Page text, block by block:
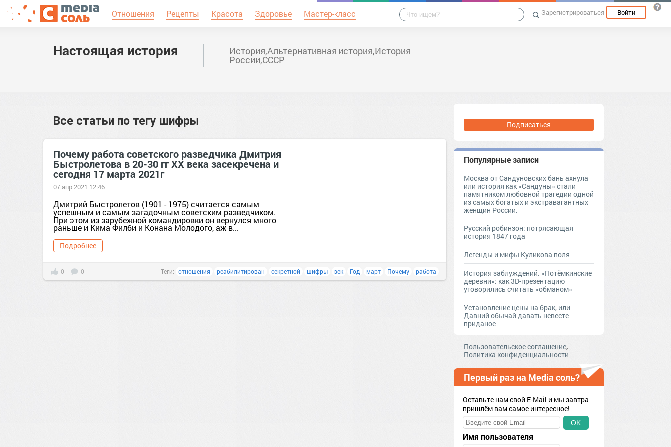
Отношения Рецепты Красота Здоровье Мастер-класс Зарегистрироваться Войти
Настоящая история История,Альтернативная история,История
России,СССР
Все статьи по тегу шифры
Почему работа советского разведчика Дмитрия
Быстролетова в 20-30 гг XX века засекречена и
сегодня 17 марта 2021г
07 апр 2021 12:46
Дмитрий Быстролетов (1901 - 1975) считается самым
успешным и самым загадочным советским разведчиком.
При этом из зарубежной командировки он вернулся много
раньше и Кима Филби и Конана Молодого, аж в...
Подробнее
0 0 Теги: отношения реабилитирован секретной шифры век Год март Почему работа
Подписаться
Популярные записи
Москва от Сандуновских бань ахнула
или история как «Сандуны» стали
памятником любовной трагедии одной
из самых богатых и экстравагантных
женщин России.
Русский робинзон: потрясающая
история 1847 года
Легенды и мифы Куликова поля
История заблуждений. «Потёмкинские
деревни»: как 3D-презентацию
уговорились считать «обманом»
Установление цены на брак, или
Давний обычай давать невесте
приданое
Пользовательское соглашение,
Политика конфиденциальности
Первый раз на Media соль?
Оставьте нам свой E-Mail и мы завтра
пришлём вам самое интересное!
OK
Имя пользователя